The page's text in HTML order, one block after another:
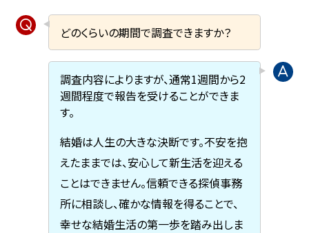
どのくらいの期間で調査できますか？
調査内容によりますが、通常1週間から2
週間程度で報告を受けることができま
す。
結婚は人生の大きな決断です。不安を抱
えたままでは、安心して新生活を迎える
ことはできません。信頼できる探偵事務
所に相談し、確かな情報を得ることで、
幸せな結婚生活の第一歩を踏み出しま